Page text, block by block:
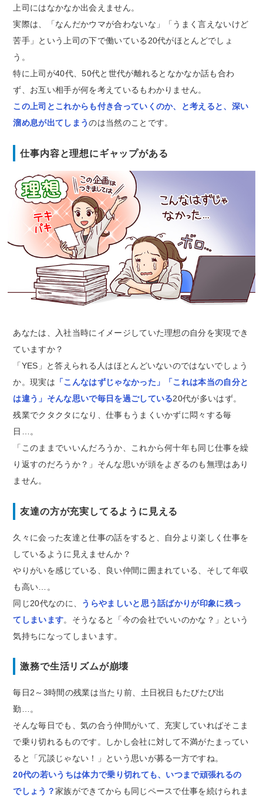
上司にはなかなか出会えません。
実際は、「なんだかウマが合わないな」「うまく言えないけど
苦手」という上司の下で働いている20代がほとんどでしょ
う。
特に上司が40代、50代と世代が離れるとなかなか話も合わ
ず、お互い相手が何を考えているもわかりません。
この上司とこれからも付き合っていくのか、と考えると、深い
溜め息が出てしまうのは当然のことです。
仕事内容と理想にギャップがある
あなたは、入社当時にイメージしていた理想の自分を実現でき
ていますか？
「YES」と答えられる人はほとんどいないのではないでしょう
か。現実は 「こんなはずじゃなかった」「これは本当の自分と
は違う」そんな思いで毎日を過ごしている20代が多いはず。
残業でクタクタになり、仕事もうまくいかずに悶々する毎
日…。
「このままでいいんだろうか、これから何十年も同じ仕事を繰
り返すのだろうか？」そんな思いが頭をよぎるのも無理はあり
ません。
友達の方が充実してるように見える
久々に会った友達と仕事の話をすると、自分より楽しく仕事を
しているように見えませんか？
やりがいを感じている、良い仲間に囲まれている、そして年収
も高い…。
同じ20代なのに、
うらやましいと思う話ばかりが印象に残っ
てしまいます。そうなると「今の会社でいいのかな？」という
気持ちになってしまいます。
激務で生活リズムが崩壊
毎日2～3時間の残業は当たり前、土日祝日もたびたび出
勤…。
そんな毎日でも、気の合う仲間がいて、充実していればそこま
で乗り切れるものです。しかし会社に対して不満がたまってい
ると「冗談じゃない！」という思いが募る一方ですね。
20代の若いうちは体力で乗り切れても、いつまで頑張れるの
でしょう？家族ができてからも同じペースで仕事を続けられま